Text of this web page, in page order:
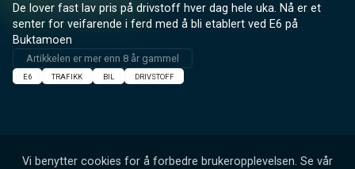
De lover fast lav pris på drivstoff hver dag hele uka. Nå er et
senter for veifarende i ferd med å bli etablert ved E6 på
Buktamoen
Artikkelen er mer enn 8 år gammel
E6 TRAFIKK BIL DRIVSTOFF
Vi benytter cookies for å forbedre brukeropplevelsen. Se vår